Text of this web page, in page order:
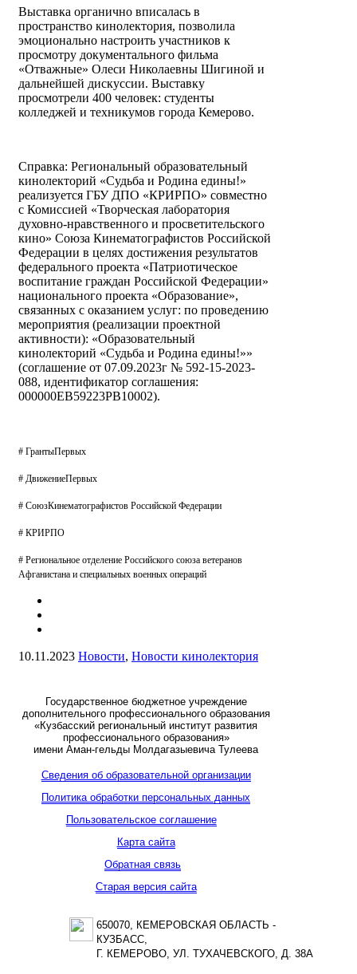
Выставка органично вписалась в
пространство кинолектория, позволила
эмоционально настроить участников к
просмотру документального фильма
«Отважные» Олеси Николаевны Шигиной и
дальнейшей дискуссии. Выставку
просмотрели 400 человек: студенты
колледжей и техникумов города Кемерово.
Справка: Региональный образовательный
кинолекторий «Судьба и Родина едины!»
реализуется ГБУ ДПО «КРИРПО» совместно
с Комиссией «Творческая лаборатория
духовно-нравственного и просветительского
кино» Союза Кинематографистов Российской
Федерации в целях достижения результатов
федерального проекта «Патриотическое
воспитание граждан Российской Федерации»
национального проекта «Образование»,
связанных с оказанием услуг: по проведению
мероприятия (реализации проектной
активности): «Образовательный
кинолекторий «Судьба и Родина едины!»»
(соглашение от 07.09.2023г № 592-15-2023-
088, идентификатор соглашения:
000000ЕВ59223РВ10002).
# ГрантыПервых
# ДвижениеПервых
# СоюзКинематографистов Российской Федерации
# КРИРПО
# Региональное отделение Российского союза ветеранов
Афганистана и специальных военных операций
10.11.2023 Новости, Новости кинолектория
Государственное бюджетное учреждение
дополнительного профессионального образования
«Кузбасский региональный институт развития
профессионального образования»
имени Аман-гельды Молдагазыевича Тулеева
Сведения об образовательной организации
Политика обработки персональных данных
Пользовательское соглашение
Карта сайта
Обратная связь
Старая версия сайта
650070, КЕМЕРОВСКАЯ ОБЛАСТЬ -
КУЗБАСС,
Г. КЕМЕРОВО, УЛ. ТУХАЧЕВСКОГО, Д. 38А